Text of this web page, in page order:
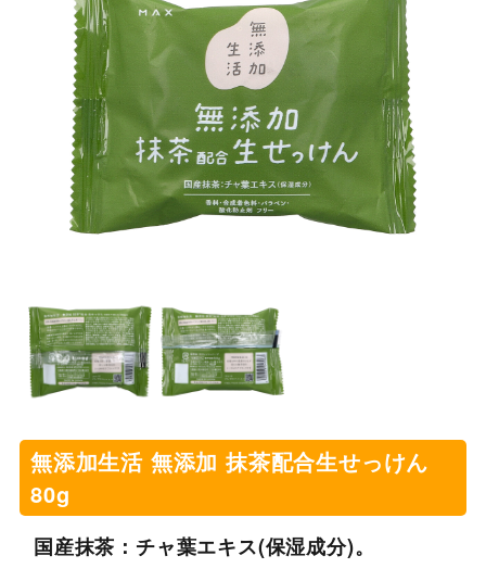
無添加生活 無添加 抹茶配合生せっけん
80g
国産抹茶：チャ葉エキス(保湿成分)。